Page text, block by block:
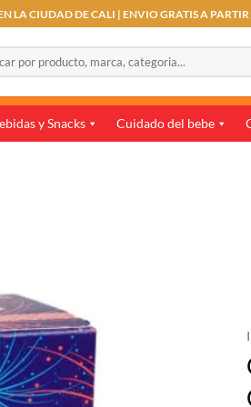
LA CIUDAD DE CALI | ENVIO GRATIS A
y Snacks Cuidado del bebe